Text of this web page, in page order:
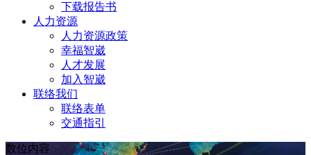
下载报告书
人力资源
人力资源政策
幸福智崴
人才发展
加入智崴
联络我们
联络表单
交通指引
数位内容